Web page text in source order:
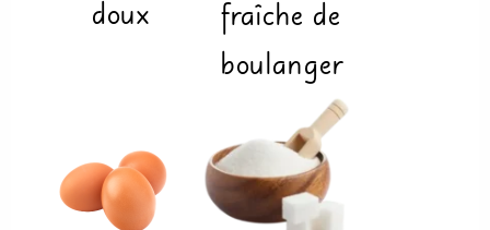
doux
fraîche de
boulanger